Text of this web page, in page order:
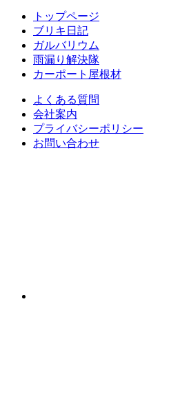
トップページ
ブリキ日記
ガルバリウム
雨漏り解決隊
カーポート屋根材
よくある質問
会社案内
プライバシーポリシー
お問い合わせ